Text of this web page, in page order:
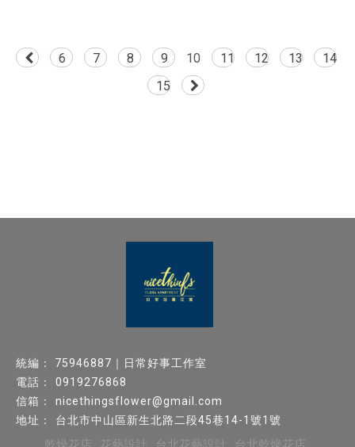
6 7 8 9 10 11 12 13
14
15
統編： 75946887｜日常好事工作室
0919276868
nicethingsflower@gmail.com
台北市中山區新生北路二段45巷14-1號1號